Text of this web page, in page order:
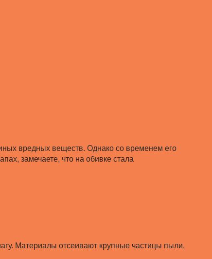
вредных веществ. Однако со временем его
замечаете, что на обивке стала
Материалы отсеивают крупные частицы пыли,